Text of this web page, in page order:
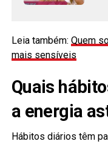
Leia também: Quem
mais sensíveis
Quais
a energia
Hábitos diários têm